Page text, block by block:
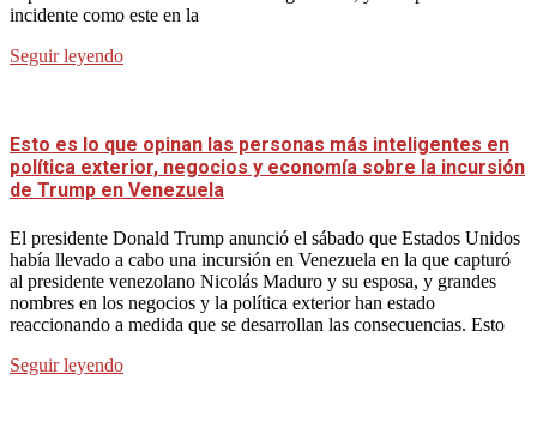
incidente como este en la
Seguir leyendo
Esto es lo que opinan las personas más inteligentes en
política exterior, negocios y economía sobre la incursión
de Trump en Venezuela
El presidente Donald Trump anunció el sábado que Estados Unidos
había llevado a cabo una incursión en Venezuela en la que capturó
al presidente venezolano Nicolás Maduro y su esposa, y grandes
nombres en los negocios y la política exterior han estado
reaccionando a medida que se desarrollan las consecuencias. Esto
Seguir leyendo